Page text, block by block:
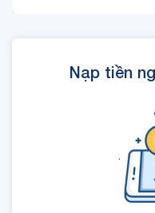
Nạp tiền
.